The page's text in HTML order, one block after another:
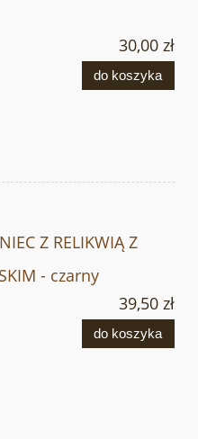
30,00 zł
do koszyka
Z RELIKWIĄ Z
- czarny
39,50 zł
do koszyka